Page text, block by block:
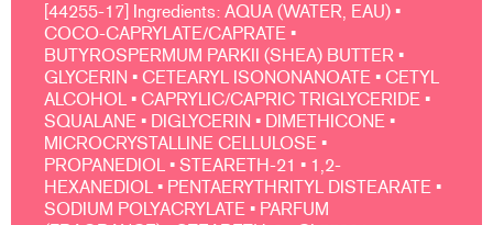
[44255-17] Ingredients: AQUA (WATER, EAU) •
COCO-CAPRYLATE/CAPRATE •
BUTYROSPERMUM PARKII (SHEA) BUTTER •
GLYCERIN • CETEARYL ISONONANOATE • CETYL
ALCOHOL • CAPRYLIC/CAPRIC TRIGLYCERIDE •
SQUALANE • DIGLYCERIN • DIMETHICONE •
MICROCRYSTALLINE CELLULOSE •
PROPANEDIOL • STEARETH-21 • 1,2-
HEXANEDIOL • PENTAERYTHRITYL DISTEARATE •
SODIUM POLYACRYLATE • PARFUM